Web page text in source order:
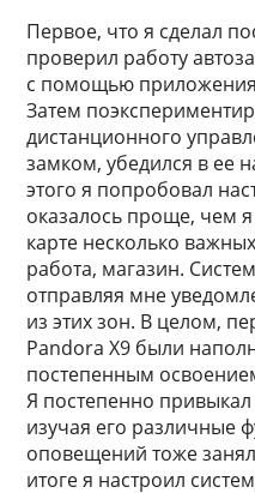
Первое, что я сделал
проверил работу
с помощью
Затем
дистанционного
замком, убедился в ее
этого я попробовал
оказалось проще, чем
карте несколько
работа, магазин.
отправляя мне
из этих зон. В целом,
Pandora X9 были
постепенным
Я постепенно
изучая его различные
оповещений тоже
итоге я настроил